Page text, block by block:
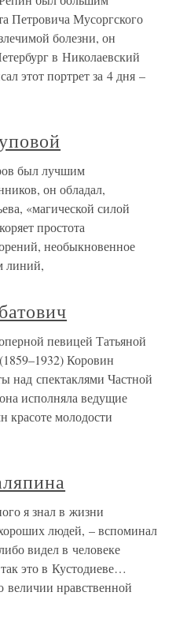
Петровича Мусоргского
болезни, он
в Николаевский
этот портрет за 4 дня –
был лучшим
он обладал,
«магической силой
простота
необыкновенное
линий,
певицей Татьяной
Коровин
над спектаклями Частной
исполняла ведущие
красоте молодости
я знал в жизни
людей, – вспоминал
видел в человеке
это в Кустодиеве…
величии нравственной